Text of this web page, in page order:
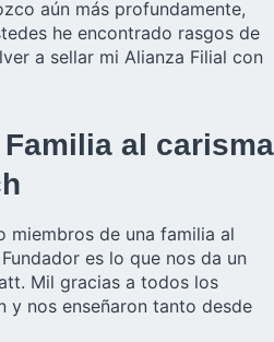
aún más profundamente,
he encontrado rasgos de
a sellar mi Alianza Filial con
al carisma
miembros de una familia al
es lo que nos da un
Mil gracias a todos los
y nos enseñaron tanto desde